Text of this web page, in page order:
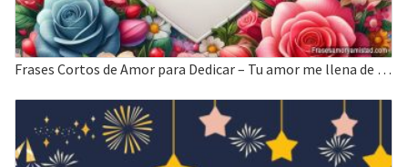
Frases Cortos de Amor para Dedicar – Tu amor me llena de energía